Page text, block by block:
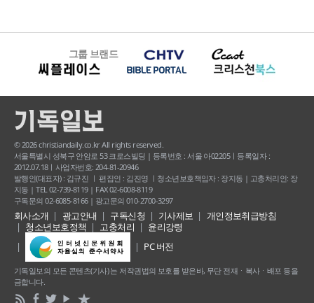
그룹 브랜드
© 2026 christiandaily.co.kr All rights reserved.
서울특별시 성북구 안암로 53 크로스빌딩 | 등록번호 : 서울 아02205ㅣ등록일자 :
2012.07.18ㅣ사업자번호: 204-81-20946
발행인(대표자) : 김규진 ㅣ 편집인 : 김진영 ㅣ청소년보호책임자 : 장지동 | 고충처리인: 장
지동 | TEL 02-739-8119 | FAX 02-6008-8119
구독문의 02-6085-8166 | 광고문의 010-2700-3297
회사소개 광고안내 구독신청 기사제보
개인정보취급방침
청소년보호정책
고충처리
윤리강령
PC 버전
기독일보의 모든 콘텐츠(기사) 는 저작권법의 보호를 받은바, 무단 전재ㆍ복사ㆍ배포 등을
금합니다.